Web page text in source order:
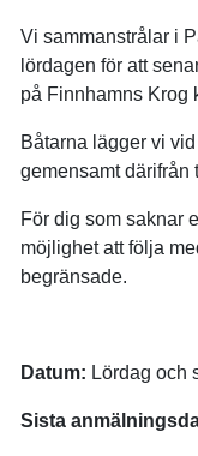
Vi sammanstrålar i
lördagen för att
på Finnhamns Krog
Båtarna lägger vi
gemensamt därifrån
För dig som saknar
möjlighet att följa
begränsade.
Datum: Lördag och
Sista